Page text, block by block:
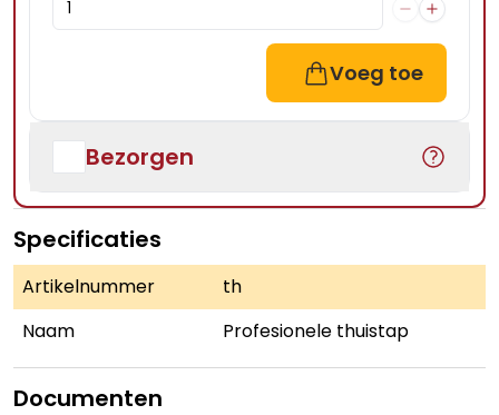
Voeg toe
Bezorgen
Specificaties
Artikelnummer
th
Naam
Profesionele thuistap
Documenten